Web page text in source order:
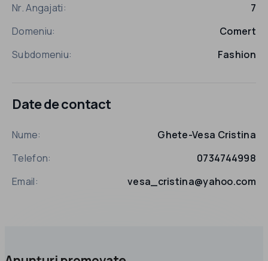
Nr. Angajati:
7
Domeniu:
Comert
Subdomeniu:
Fashion
Date de contact
Nume:
Ghete-Vesa Cristina
Telefon:
0734744998
Email:
vesa_cristina@yahoo.com